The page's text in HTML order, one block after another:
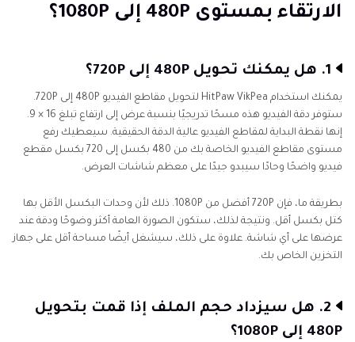
الارتقاء بمستوى 480P إلى 1080P؟
1. هل يمكنك تحويل 480P إلى 720P؟
يمكنك استخدام HitPaw VikPea لتحويل مقاطع الفيديو 480P إلى 720P.
ستوفر دقة الفيديو هذه مسحًا تدريجيًا بنسبة عرض إلى ارتفاع تبلغ 16 × 9.
إنها نقطة البداية لمقاطع الفيديو عالية الدقة الحقيقية. سيعطيك رفع
مستوى مقاطع الفيديو الخاصة بك من 480 بكسل إلى 720 بكسل مقطع
فيديو واضحًا وحادًا سيبدو جيدًا على معظم شاشات العرض.
بطريقة ما، فإن 720P أفضل من 1080P. ذلك لأن وحدات البكسل الأقل بها
كتل بكسل أقل. ونتيجة لذلك، ستكون الصورة العامة أكثر وضوحًا ودقة عند
عرضها على أي شاشة. علاوة على ذلك، سيشغل أيضًا مساحة أقل على جهاز
التخزين الخاص بك.
2. هل سيزداد حجم الملف إذا قمت بتحويل
480P إلى 1080P؟